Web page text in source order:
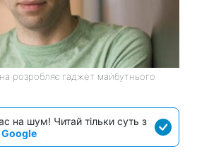
розробляє гаджет майбутнього
на шум! Читай тільки суть з
Google